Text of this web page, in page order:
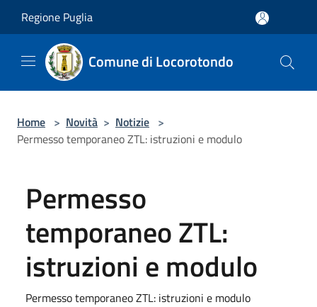
Regione Puglia
Comune di Locorotondo
Home > Novità > Notizie >
Permesso temporaneo ZTL: istruzioni e modulo
Permesso
temporaneo ZTL:
istruzioni e modulo
Permesso temporaneo ZTL: istruzioni e modulo